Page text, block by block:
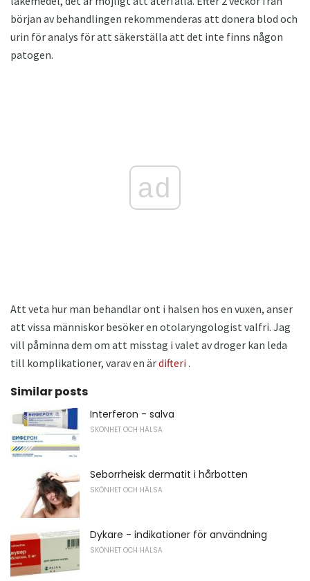
början av behandlingen rekommenderas att donera blod och
urin för analys för att säkerställa att det inte finns någon
patogen.
ad
Att veta hur man behandlar ont i halsen hos en vuxen, anser
att vissa människor besöker en otolaryngologist valfri. Jag
vill påminna dem om att misstag i valet av droger kan leda
till komplikationer, varav en ärdifteri .
Similar posts
Interferon - salva
SKÖNHET OCH HÄLSA
Seborrheisk dermatit i hårbotten
SKÖNHET OCH HÄLSA
Dykare - indikationer för användning
SKÖNHET OCH HÄLSA